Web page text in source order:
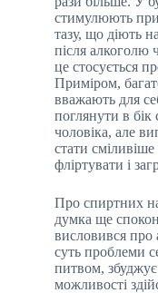
стимулюють
тазу, що діють
після алкоголю
це стосується
Приміром,
вважають для
поглянути в
чоловіка, але
стати
фліртувати і
Про спиртних
думка ще
висловився про
суть проблеми
питвом,
можливості